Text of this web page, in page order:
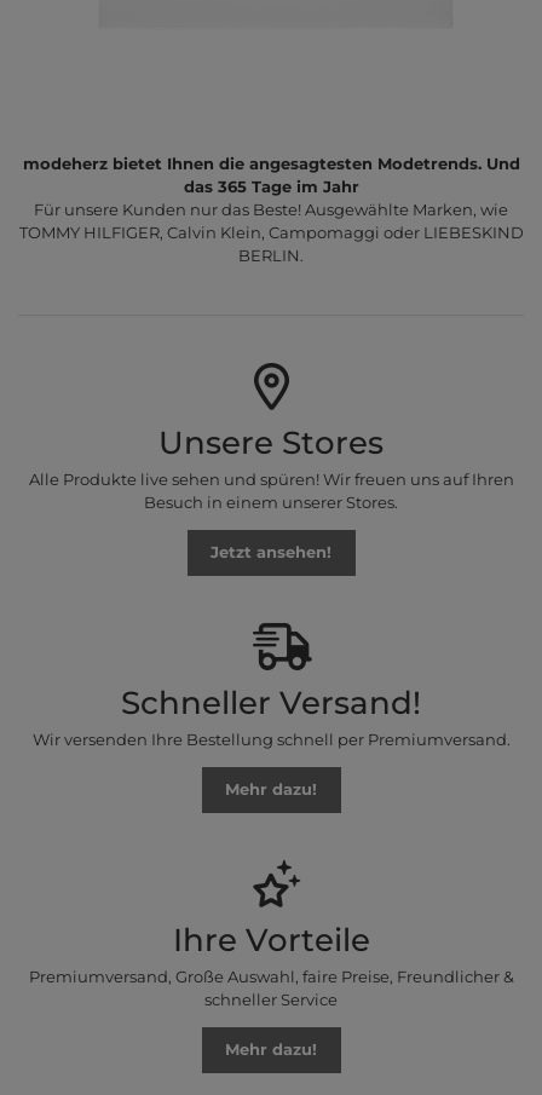
modeherz bietet Ihnen die angesagtesten Modetrends. Und
das 365 Tage im Jahr
Für unsere Kunden nur das Beste! Ausgewählte Marken, wie
TOMMY HILFIGER, Calvin Klein, Campomaggi oder LIEBESKIND
BERLIN.
Unsere Stores
Alle Produkte live sehen und spüren! Wir freuen uns auf Ihren
Besuch in einem unserer Stores.
Jetzt ansehen!
Schneller Versand!
Wir versenden Ihre Bestellung schnell per Premiumversand.
Mehr dazu!
Ihre Vorteile
Premiumversand, Große Auswahl, faire Preise, Freundlicher &
schneller Service
Mehr dazu!